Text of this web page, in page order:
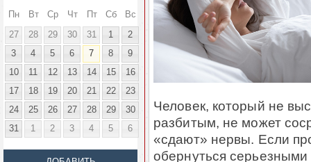
Пн Вт Ср Чт Пт Сб
Вс
27
28 29 30 31 1
2
3
4 5 6 7 8
9
10
11 12 13 14 15
16
17
18 19 20 21 22
23
24
25 26 27 28 29
30
31
1 2 3 4 5 6
Человек, который не
разбитым, не может
«сдают» нервы. Если
обернуться